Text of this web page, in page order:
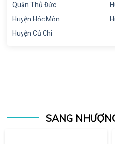
Quận Thủ Đức
Huyện Hóc Môn
Huyện Củ Chi
SANG